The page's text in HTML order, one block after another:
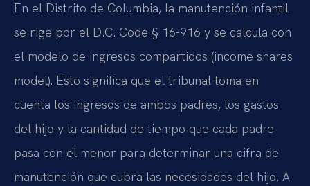
En el Distrito de Columbia, la manutención infantil
se rige por el D.C. Code § 16-916 y se calcula con
el modelo de ingresos compartidos (income shares
model). Esto significa que el tribunal toma en
cuenta los ingresos de ambos padres, los gastos
del hijo y la cantidad de tiempo que cada padre
pasa con el menor para determinar una cifra de
manutención que cubra las necesidades del hijo. A